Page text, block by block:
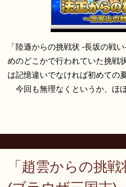
「陸遜からの挑戦状 -長坂の戦
めのどこかで行われていた挑戦
は記憶違いでなければ初めての
今回も無理なくというか、ほ
「趙雲からの挑